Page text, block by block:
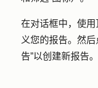
在对话框中，使
义您的报告。然后
告”以创建新报告。